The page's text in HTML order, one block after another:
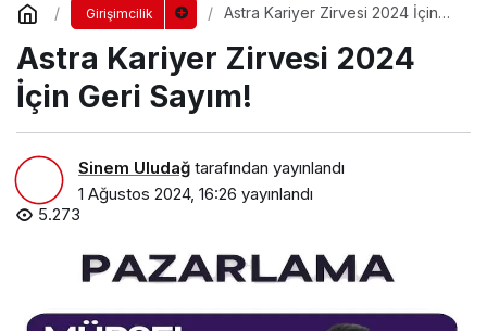
Girişimcilik
Astra Kariyer Zirvesi 2024 İçin
Astra Kariyer Zirvesi 2024
İçin Geri Sayım!
Sinem Uludağ tarafından yayınlandı
1 Ağustos 2024, 16:26 yayınlandı
5.273